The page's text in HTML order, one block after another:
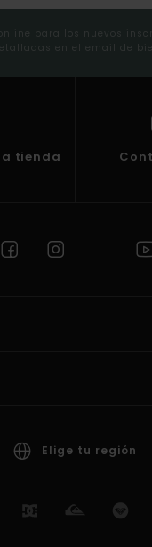
para los nuevos
en el email de
tienda
Elige tu región